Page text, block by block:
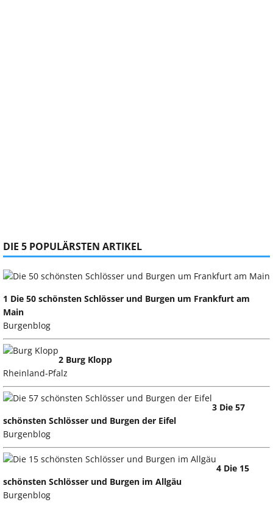
DIE 5 POPULÄRSTEN ARTIKEL
1 Die 50 schönsten Schlösser und Burgen um Frankfurt am
Main
Burgenblog
2 Burg Klopp
Rheinland-Pfalz
3 Die 57
schönsten Schlösser und Burgen der Eifel
Burgenblog
4 Die 15
schönsten Schlösser und Burgen im Allgäu
Burgenblog